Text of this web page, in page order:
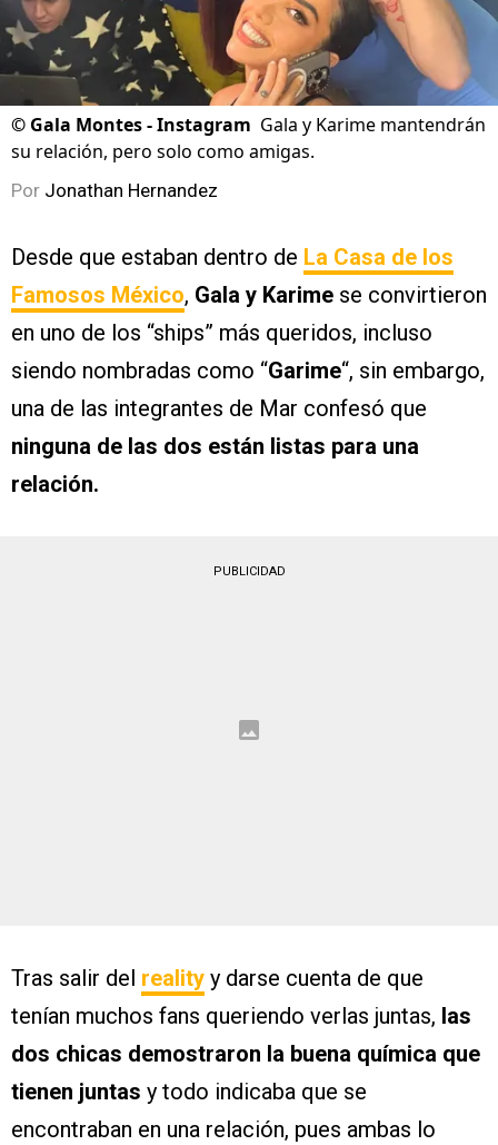
© Gala Montes - Instagram Gala y Karime mantendrán
su relación, pero solo como amigas.
Por Jonathan Hernandez
Desde que estaban dentro de La Casa de los
Famosos México, Gala y Karime se convirtieron
en uno de los “ships” más queridos, incluso
siendo nombradas como “Garime“, sin embargo,
una de las integrantes de Mar confesó que
ninguna de las dos están listas para una
relación.
PUBLICIDAD
Tras salir del reality y darse cuenta de que
tenían muchos fans queriendo verlas juntas, las
dos chicas demostraron la buena química que
tienen juntas y todo indicaba que se
encontraban en una relación, pues ambas lo